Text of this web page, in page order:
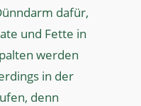
dafür,
und Fette in
werden
in der
denn